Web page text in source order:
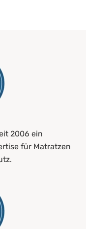
2006 ein
für Matratzen